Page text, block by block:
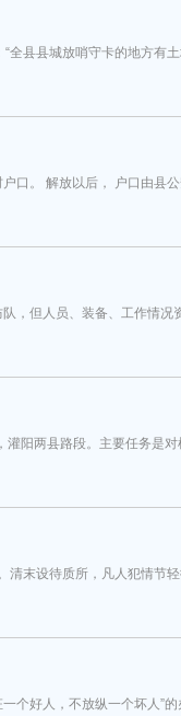
县县城放哨守卡的地方有土
口。 解放以后， 户口由县
，但人员、装备、工作情况
阳两县路段。主要任务是对
清末设待质所，凡人犯情节
个好人，不放纵一个坏人”